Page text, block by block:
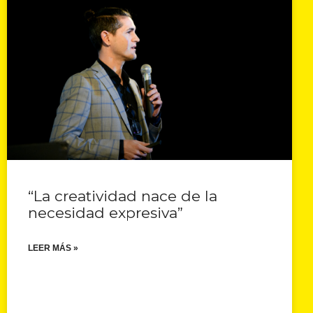
“La creatividad nace de la
necesidad expresiva”
LEER MÁS »